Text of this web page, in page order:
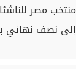
منتخب مصر
إلى نصف نهائي